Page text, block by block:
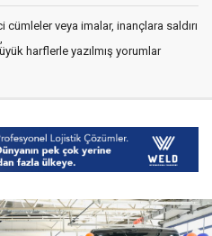
veya imalar, inançlara saldırı
harflerle yazılmış yorumlar